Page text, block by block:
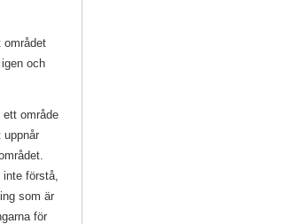
området
och
område
uppnår
förstå,
som är
för